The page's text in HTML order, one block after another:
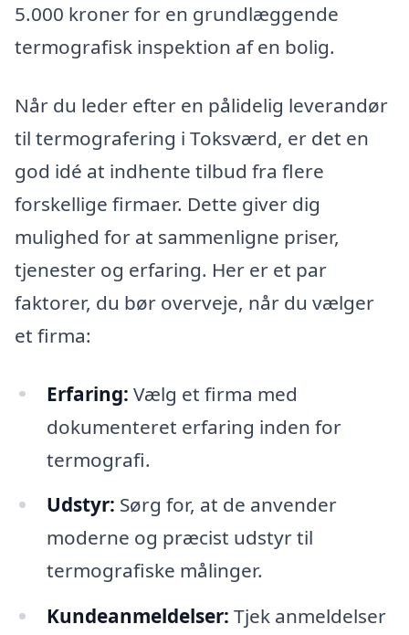
5.000 kroner for en grundlæggende
termografisk inspektion af en bolig.
Når du leder efter en pålidelig leverandør
til termografering i Toksværd, er det en
god idé at indhente tilbud fra flere
forskellige firmaer. Dette giver dig
mulighed for at sammenligne priser,
tjenester og erfaring. Her er et par
faktorer, du bør overveje, når du vælger
et firma:
Erfaring: Vælg et firma med
dokumenteret erfaring inden for
termografi.
Udstyr: Sørg for, at de anvender
moderne og præcist udstyr til
termografiske målinger.
Kundeanmeldelser: Tjek anmeldelser